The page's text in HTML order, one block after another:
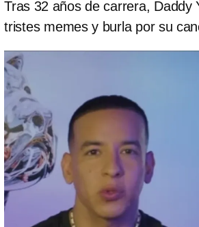
Tras 32 años de carrera, Daddy
tristes memes y burla por su